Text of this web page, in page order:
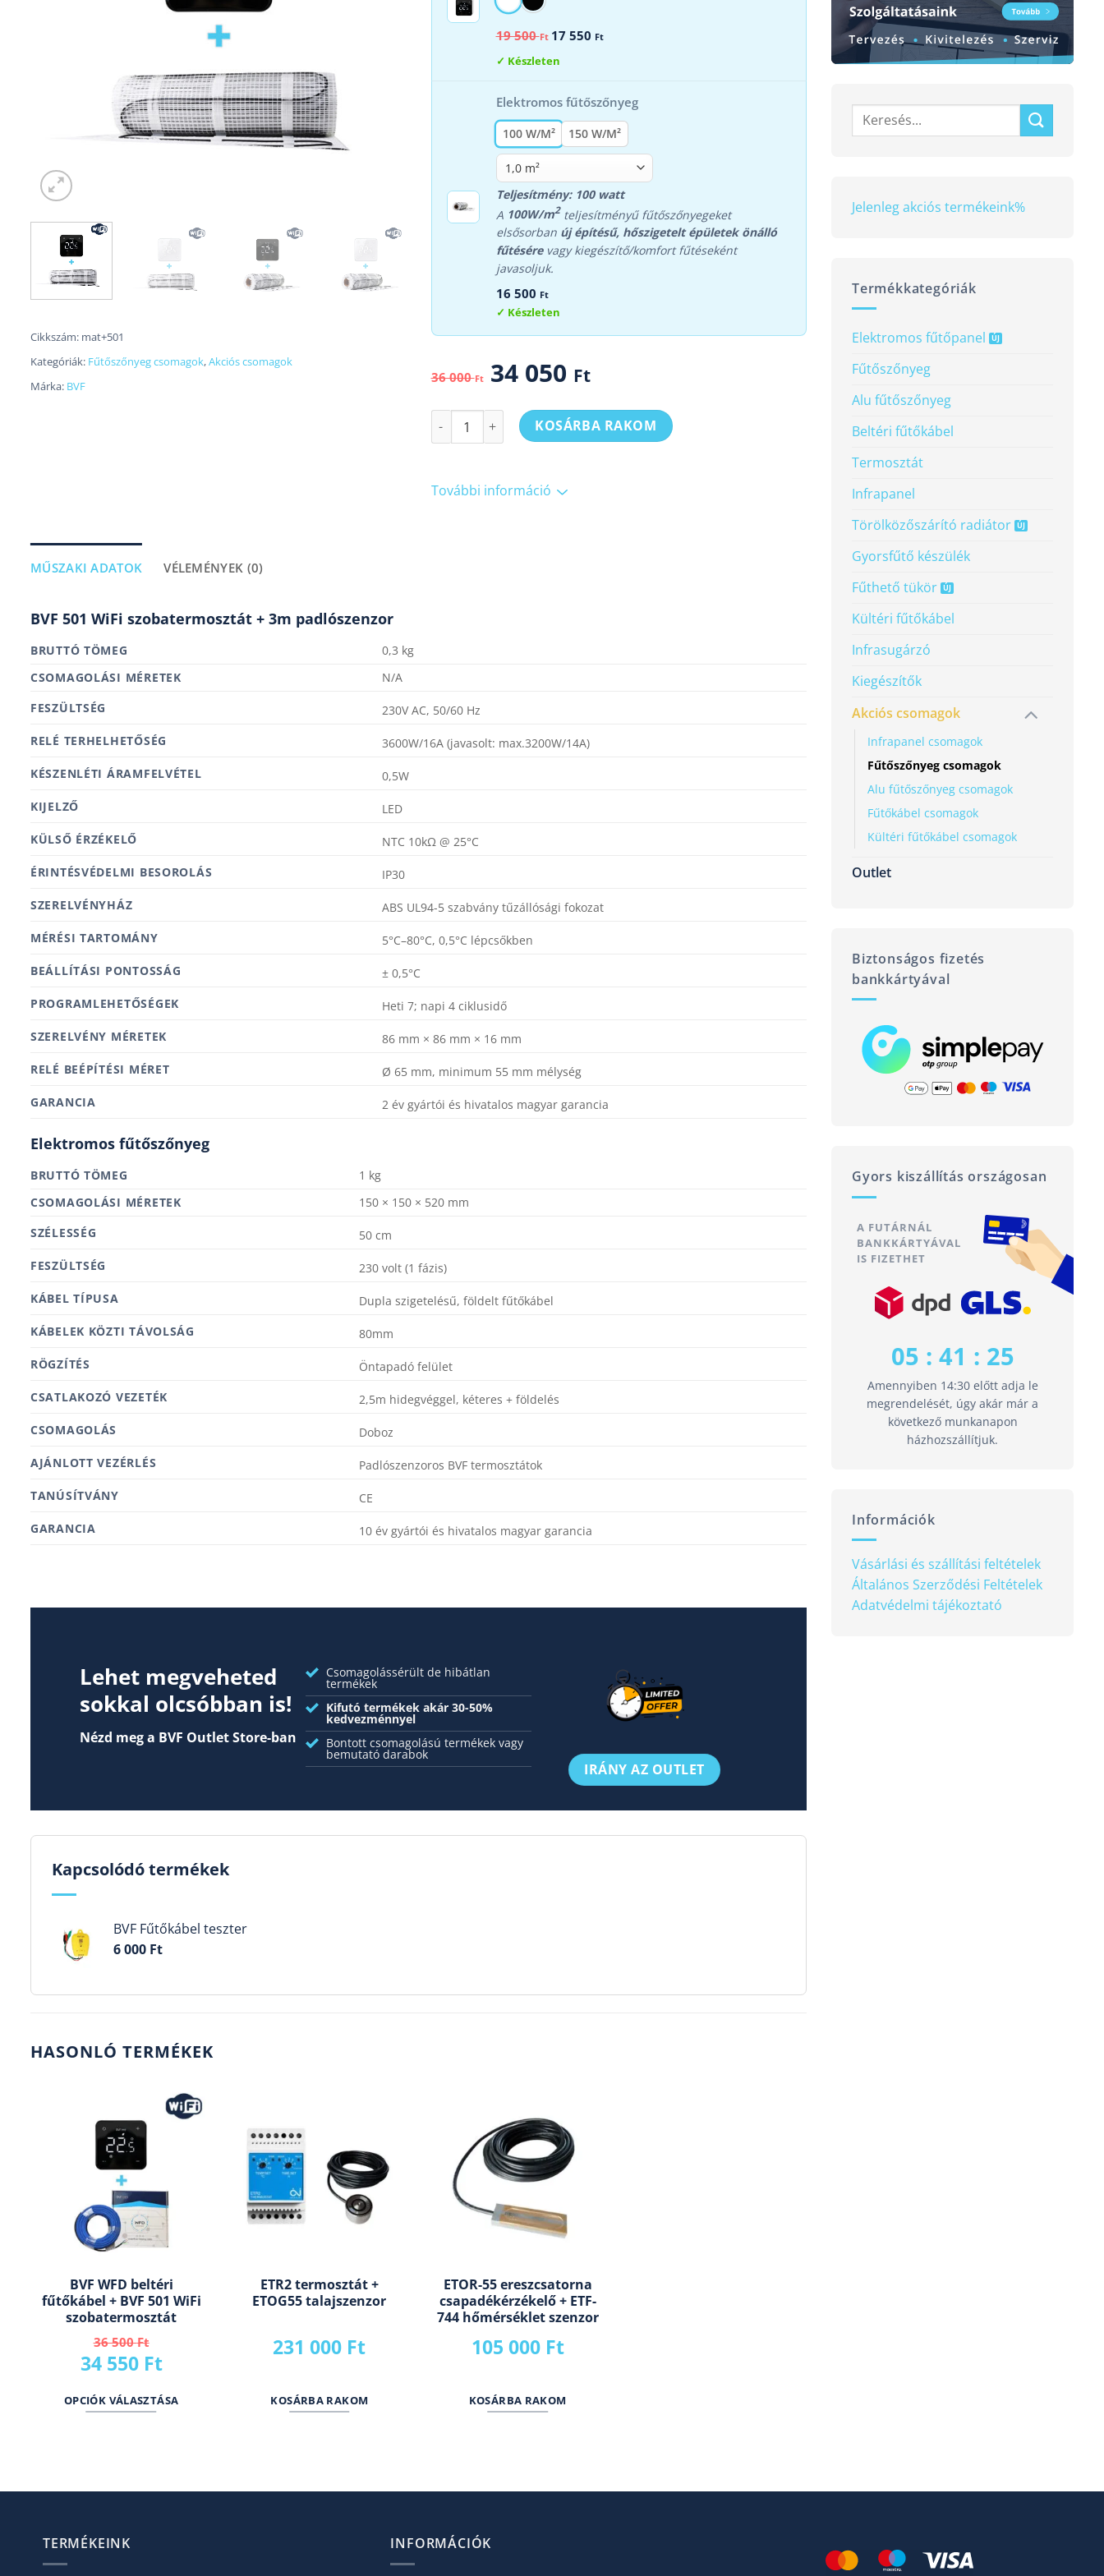
Cikkszám: mat+501
Kategóriák: Fűtőszőnyeg csomagok,Akciós csomagok
Márka: BVF
19 500Ft Original
price
19
17 550 FtCurrent
price
Készleten
Elektromos fűtőszőnyeg
100 W/M² 150 W/M²
Teljesítmény: 100 watt
A 100W/m2teljesítményű fűtőszőnyegeket
elsősorban új építésű, hőszigetelt épületek önálló
fűtésérevagy kiegészítő/komfort fűtéseként
javasoljuk.
16 500 Ft
Készleten
36 000Ft 34 050 Ft
Elektromos fűtőszőnyeg + BVF 501 WiFi szobatermosztát mennyiség
KOSÁRBA RAKOM
További információ
MŰSZAKI ADATOK VÉLEMÉNYEK (0)
BVF 501 WiFi szobatermosztát + 3m padlószenzor
BRUTTÓ TÖMEG
0,3 kg
MÉRETEK
N/A
FESZÜLTSÉG
230V AC, 50/60 Hz
RELÉ TERHELHETŐSÉG
3600W/16A (javasolt: max.3200W/14A)
KÉSZENLÉTI ÁRAMFELVÉTEL
0,5W
KIJELZŐ
LED
KÜLSŐ ÉRZÉKELŐ
NTC 10kΩ @ 25°C
ÉRINTÉSVÉDELMI BESOROLÁS
IP30
SZERELVÉNYHÁZ
ABS UL94-5 szabvány tűzállósági fokozat
MÉRÉSI TARTOMÁNY
5°C–80°C, 0,5°C lépcsőkben
BEÁLLÍTÁSI PONTOSSÁG
± 0,5°C
PROGRAMLEHETŐSÉGEK
Heti 7; napi 4 ciklusidő
SZERELVÉNY MÉRETEK
86 mm × 86 mm × 16 mm
RELÉ BEÉPÍTÉSI MÉRET
Ø 65 mm, minimum 55 mm mélység
GARANCIA
2 év gyártói és hivatalos magyar garancia
Elektromos fűtőszőnyeg
BRUTTÓ TÖMEG
1 kg
MÉRETEK
150 × 150 × 520 mm
SZÉLESSÉG
50 cm
FESZÜLTSÉG
230 volt (1 fázis)
KÁBEL TÍPUSA
Dupla szigetelésű, földelt fűtőkábel
KÁBELEK KÖZTI TÁVOLSÁG
80mm
RÖGZÍTÉS
Öntapadó felület
CSATLAKOZÓ VEZETÉK
2,5m hidegvéggel, kéteres + földelés
CSOMAGOLÁS
Doboz
AJÁNLOTT VEZÉRLÉS
Padlószenzoros BVF termosztátok
TANÚSÍTVÁNY
CE
GARANCIA
10 év gyártói és hivatalos magyar garancia
Lehet megveheted
sokkal olcsóbban is!
Nézd meg a BVF Outlet Store-ban
Csomagolássérült de hibátlan
termékek
Kifutó termékek akár 30-50%
kedvezménnyel
Bontott csomagolású termékek vagy
bemutató darabok
IRÁNY AZ OUTLET
Kapcsolódó termékek
BVF Fűtőkábel teszter
6 000 Ft
HASONLÓ TERMÉKEK
BVF WFD beltéri
fűtőkábel + BVF 501 WiFi
szobatermosztát
36 500Ft
Original
price
was:
34 550 FtCurrent
price
OPCIÓK VÁLASZTÁSA
ETR2 termosztát +
ETOG55 talajszenzor
231 000 Ft
KOSÁRBA RAKOM
ETOR-55 ereszcsatorna
csapadékérzékelő + ETF-
744 hőmérséklet szenzor
105 000 Ft
KOSÁRBA RAKOM
Keresés
Jelenleg akciós termékeink%
Termékkategóriák
Elektromos fűtőpanel
Fűtőszőnyeg
Alu fűtőszőnyeg
Beltéri fűtőkábel
Termosztát
Infrapanel
Törölköző­szárító radiátor
Gyorsfűtő készülék
Fűthető tükör
Kültéri fűtőkábel
Infrasugárzó
Kiegészítők
Akciós csomagok
Infrapanel csomagok
Fűtőszőnyeg csomagok
Alu fűtőszőnyeg csomagok
Fűtőkábel csomagok
Kültéri fűtőkábel csomagok
Outlet
Biztonságos fizetés
bankkártyával
Gyors kiszállítás országosan
A FUTÁRNÁL
BANKKÁRTYÁVAL
IS FIZETHET
05 : 41 : 24
Amennyiben 14:30 előtt adja le
megrendelését, úgy akár már a
következő munkanapon
házhozszállítjuk.
Információk
Vásárlási és szállítási feltételek
Általános Szerződési Feltételek
Adatvédelmi tájékoztató
TERMÉKEINK INFORMÁCIÓK